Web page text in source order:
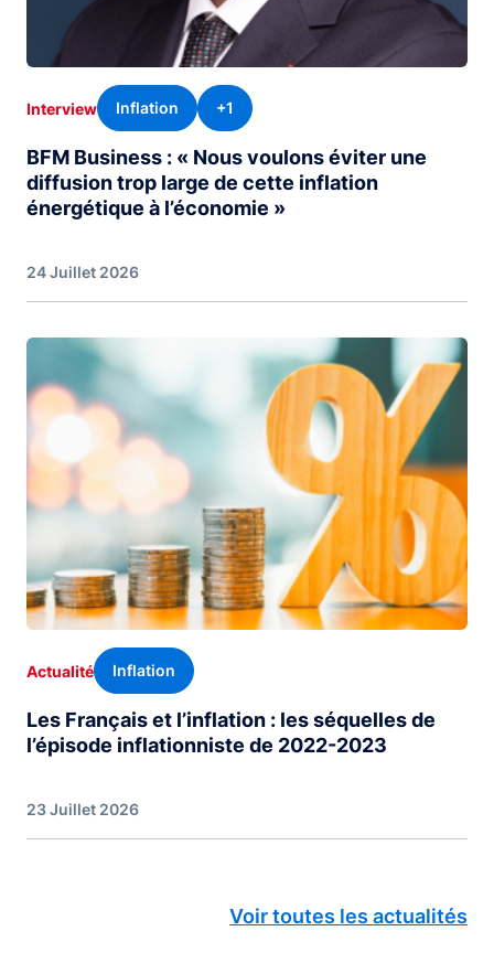
Interview Inflation +1
BFM Business : « Nous voulons éviter une
diffusion trop large de cette inflation
énergétique à l’économie »
24 Juillet 2026
Image
Actualité Inflation
Les Français et l’inflation : les séquelles de
l’épisode inflationniste de 2022-2023
23 Juillet 2026
Voir toutes les actualités